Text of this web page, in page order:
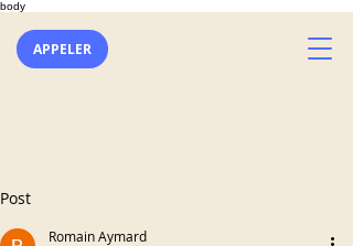
body
APPELER
Post
Romain Aymard